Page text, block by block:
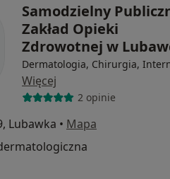
Samodzielny
Zakład Opieki
Zdrowotnej w
Dermatologia, Chirurgia,
Więcej
2 opinie
Lubawka • Mapa